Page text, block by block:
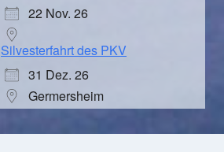
22 Nov. 26
Silvesterfahrt des PKV
31 Dez. 26
Germersheim